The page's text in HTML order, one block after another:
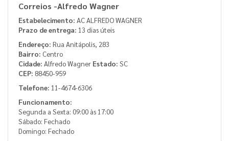
Correios -Alfredo Wagner
Estabelecimento: AC ALFREDO WAGNER
Prazo de entrega: 13 dias úteis
Endereço: Rua Anitápolis, 283
Bairro: Centro
Cidade: Alfredo Wagner Estado: SC
CEP: 88450-959
Telefone: 11-4674-6306
Funcionamento:
Segunda a Sexta: 09:00 às 17:00
Sábado: Fechado
Domingo: Fechado